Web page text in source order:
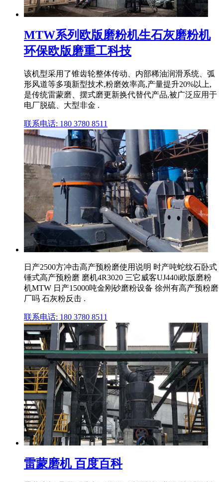
MTW系列欧版磨粉机生石灰磨粉机
环保欧版磨重工科技
该机型采用了锥齿轮整体传动、内部稀油润滑系统、弧
形风道等多项新型技术,粉磨效率高,产量提升20%以上,
是传统雷蒙磨、摆式磨更新换代替代产品,被广泛应用于
电厂脱硫、大型非金 .
联系电话: 180 3780 8511
日产2500方冲击高产预粉磨使用说明 时产吨蛇纹石卧式
锤式高产预粉磨 磨机4R3020 三它威客UJ440i欧版磨粉
机MTW 日产15000吨金刚砂磨粉设备 徐州有高产预粉磨
厂吗 石灰粉反击 .
联系电话: 180 3780 8511
雷蒙磨机 百度百科